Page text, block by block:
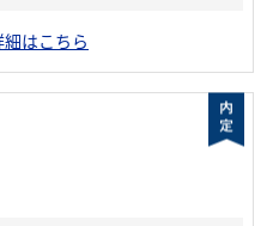
はこちら